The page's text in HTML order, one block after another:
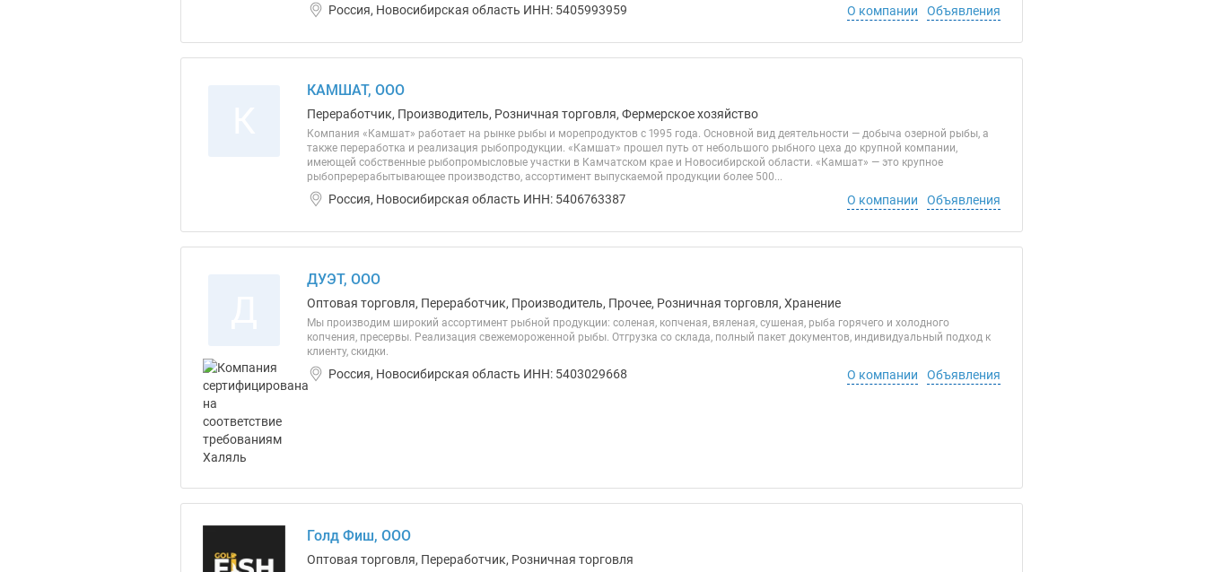
Россия, Новосибирская область ИНН: 5405993959 О компании Объявления
КАМШАТ, ООО
Переработчик, Производитель, Розничная торговля, Фермерское хозяйство
Компания «Камшат» работает на рынке рыбы и морепродуктов с 1995 года. Основной вид деятельности — добыча озерной рыбы, а
также переработка и реализация рыбопродукции. «Камшат» прошел путь от небольшого рыбного цеха до крупной компании,
имеющей собственные рыбопромысловые участки в Камчатском крае и Новосибирской области. «Камшат» — это крупное
рыбопререрабытывающее производство, ассортимент выпускаемой продукции более 500...
Россия, Новосибирская область ИНН: 5406763387 О компании Объявления
ДУЭТ, ООО
Оптовая торговля, Переработчик, Производитель, Прочее, Розничная торговля, Хранение
Мы производим широкий ассортимент рыбной продукции: соленая, копченая, вяленая, сушеная, рыба горячего и холодного
копчения, пресервы. Реализация свежемороженной рыбы. Отгрузка со склада, полный пакет документов, индивидуальный подход к
клиенту, скидки.
Россия, Новосибирская область ИНН: 5403029668 О компании Объявления
Голд Фиш, ООО
Оптовая торговля, Переработчик, Розничная торговля